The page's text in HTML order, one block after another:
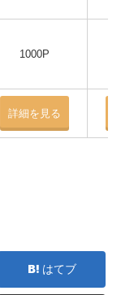
1000P
詳細を見る
はてブ